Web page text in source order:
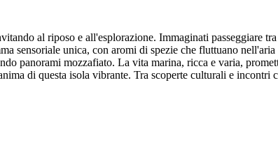
al riposo e all'esplorazione. Immaginati passeggiare
sensoriale unica, con aromi di spezie che fluttuano
panorami mozzafiato. La vita marina, ricca e varia,
di questa isola vibrante. Tra scoperte culturali e incontri